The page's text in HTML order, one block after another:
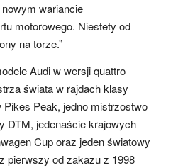
wariancie
motorowego. Niestety od
na torze.”
Audi w wersji quattro
świata w rajdach klasy
Peak, jedno mistrzostwo
DTM, jedenaście krajowych
Cup oraz jeden światowy
pierwszy od zakazu z 1998